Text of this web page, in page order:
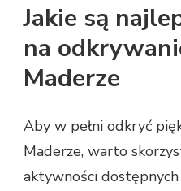
Jakie są
na
Maderze
Aby w pełni odkryć
Maderze, warto
aktywności